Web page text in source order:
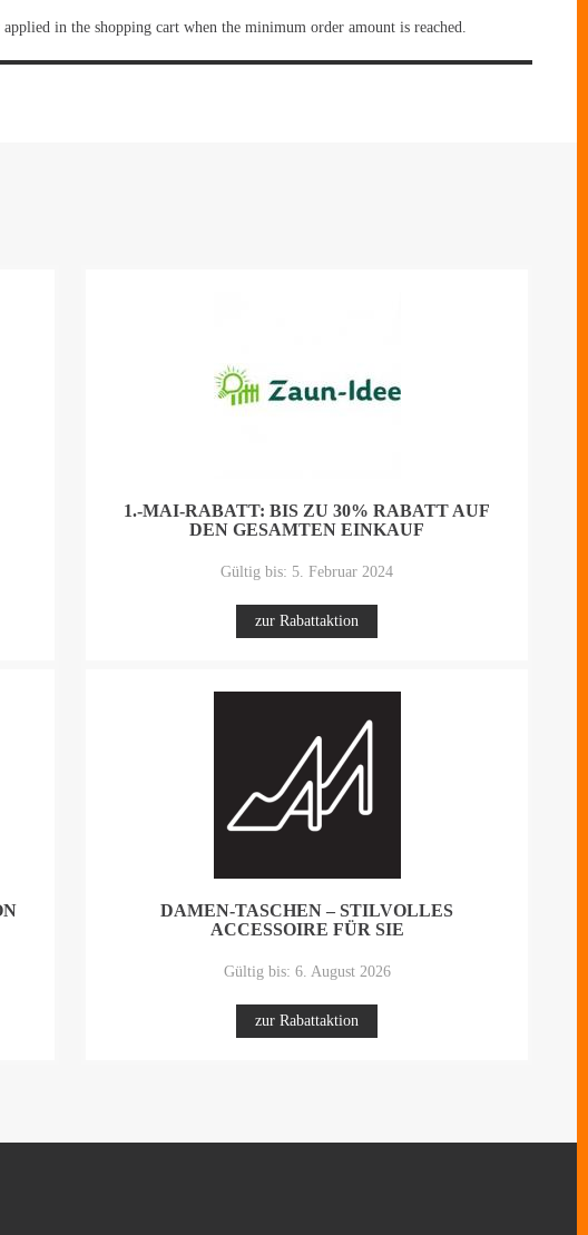
in the shopping cart when the minimum order amount is reached.
1.-MAI-RABATT: BIS ZU 30% RABATT AUF
DEN GESAMTEN EINKAUF
Gültig bis: 5. Februar 2024
zur Rabattaktion
DAMEN-TASCHEN – STILVOLLES
ACCESSOIRE FÜR SIE
Gültig bis: 6. August 2026
zur Rabattaktion